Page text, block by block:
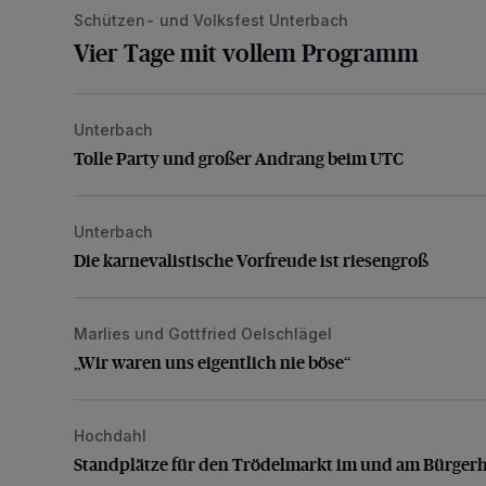
Schützen- und Volksfest Unterbach
Vier Tage mit vollem Programm
Tolle Party und großer Andrang beim UTC
Unterbach
Tolle Party und großer Andrang beim UTC
Die karnevalistische Vorfreude ist riesengroß
Unterbach
Die karnevalistische Vorfreude ist riesengroß
„Wir waren uns eigentlich nie böse“
Marlies und Gottfried Oelschlägel
„Wir waren uns eigentlich nie böse“
Standplätze für den Trödelmarkt im und am
Hochdahl
Standplätze für den Trödelmarkt im und am